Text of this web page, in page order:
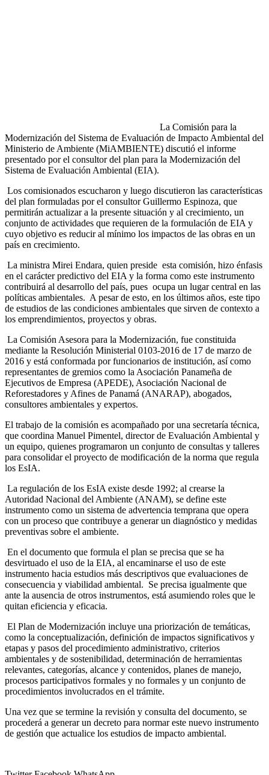
La Comisión para la
Modernización del Sistema de Evaluación de Impacto Ambiental del
Ministerio de Ambiente (MiAMBIENTE) discutió el informe
presentado por el consultor del plan para la Modernización del
Sistema de Evaluación Ambiental (EIA).
Los comisionados escucharon y luego discutieron las características
del plan formuladas por el consultor Guillermo Espinoza, que
permitirán actualizar a la presente situación y al crecimiento, un
conjunto de actividades que requieren de la formulación de EIA y
cuyo objetivo es reducir al mínimo los impactos de las obras en un
país en crecimiento.
La ministra Mirei Endara, quien preside esta comisión, hizo énfasis
en el carácter predictivo del EIA y la forma como este instrumento
contribuirá al desarrollo del país, pues ocupa un lugar central en las
políticas ambientales. A pesar de esto, en los últimos años, este tipo
de estudios de las condiciones ambientales que sirven de contexto a
los emprendimientos, proyectos y obras.
La Comisión Asesora para la Modernización, fue constituida
mediante la Resolución Ministerial 0103-2016 de 17 de marzo de
2016 y está conformada por funcionarios de institución, así como
representantes de gremios como la Asociación Panameña de
Ejecutivos de Empresa (APEDE), Asociación Nacional de
Reforestadores y Afines de Panamá (ANARAP), abogados,
consultores ambientales y expertos.
El trabajo de la comisión es acompañado por una secretaría técnica,
que coordina Manuel Pimentel, director de Evaluación Ambiental y
un equipo, quienes programaron un conjunto de consultas y talleres
para consolidar el proyecto de modificación de la norma que regula
los EsIA.
La regulación de los EsIA existe desde 1992; al crearse la
Autoridad Nacional del Ambiente (ANAM), se define este
instrumento como un sistema de advertencia temprana que opera
con un proceso que contribuye a generar un diagnóstico y medidas
preventivas sobre el ambiente.
En el documento que formula el plan se precisa que se ha
desvirtuado el uso de la EIA, al encaminarse el uso de este
instrumento hacia estudios más descriptivos que evaluaciones de
consecuencia y viabilidad ambiental. Se precisa igualmente que
ante la ausencia de otros instrumentos, está asumiendo roles que le
quitan eficiencia y eficacia.
El Plan de Modernización incluye una priorización de temáticas,
como la conceptualización, definición de impactos significativos y
etapas y pasos del procedimiento administrativo, criterios
ambientales y de sostenibilidad, determinación de herramientas
relevantes, categorías, alcance y contenidos, planes de manejo,
procesos participativos formales y no formales y un conjunto de
procedimientos involucrados en el trámite.
Una vez que se termine la revisión y consulta del documento, se
procederá a generar un decreto para normar este nuevo instrumento
de gestión que actualice los estudios de impacto ambiental.